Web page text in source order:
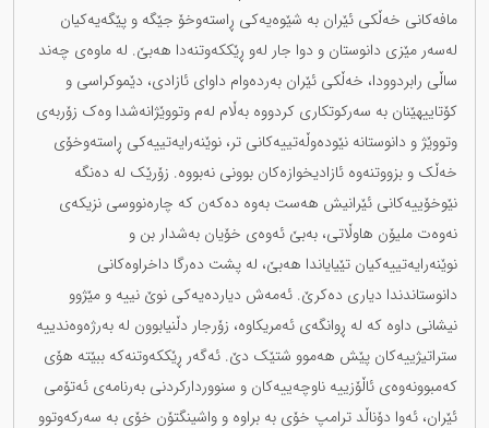
مافەکانی خەڵکی ئێران‎ ‎بە شێوەیەکی ڕاستەوخۆ ‏جێگە و پێگەیەکیان
لەسەر مێزی دانوستان و دوا جار لەو ڕێککەوتنەدا هەبێ. لە ماوەی چەند
ساڵی ‏رابردوودا، خەڵکی ئێران بەردەوام داوای ئازادی، دێموکراسی و
کۆتاییهێنان بە سەرکوتکاری کردووە بەڵام ‏لەم وتووێژانەشدا وەک زۆربەی
وتووێژ و دانوستانە نێودەوڵەتییەکانی تر، نوێنەرایەتییەکی ڕاستەوخۆی
‏خەڵک و بزووتنەوە ئازادیخوازەکان بوونی نەبووە. زۆرێک لە دەنگە
نێوخۆییەکانی ئێرانیش هەست بەوە ‏دەکەن کە چارەنووسی نزیکەی
نەوەت ملیۆن هاوڵاتی، بەبێ ئەوەی خۆیان بەشدار بن و
‏نوێنەرایەتییەکیان تێیایاندا هەبێ، لە پشت دەرگا داخراوەکانی
دانوستاندندا دیاری دەکرێ. ‎ئەمەش ‏دیاردەیەکی نوێ نییە و مێژوو
نیشانی داوە کە لە ڕوانگەی ئەمریکاوە، زۆرجار دڵنیابوون لە بەرژەوەندییە
‏ستراتیژییەکان پێش هەموو شتێک دێ. ئەگەر ڕێککەوتنەکە ببێتە هۆی
کەمبوونەوەی ئاڵۆزییە ‏ناوچەییەکان و سنووردارکردنی بەرنامەی ئەتۆمی
ئێران، ئەوا دۆناڵد ترامپ خۆی بە براوە و واشینگتۆن ‏خۆی بە سەرکەوتوو